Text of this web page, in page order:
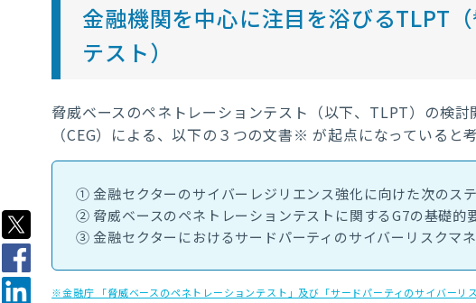
金融機関を中心に注目を浴びるTLPT
テスト）
脅威ベースのペネトレーションテスト（以下、TLPT）の検
（CEG）による、以下の３つの文書※ が起点になっていると
① 金融セクターのサイバーレジリエンス強化に向けた次のス
② 脅威ベースのペネトレーションテストに関するG7の基礎的
③ 金融セクターにおけるサードパーティのサイバーリスクマ
※金融庁 「脅威ベースのペネトレーションテスト」及び「サードパーティのサイバーリ